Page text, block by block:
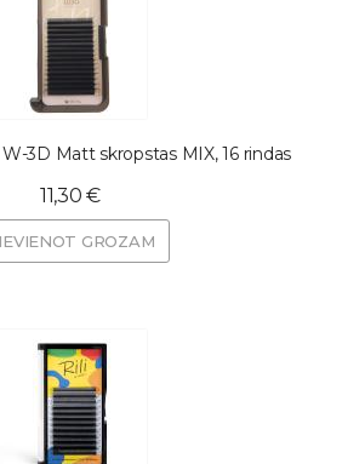
3D Matt skropstas MIX, 16 rindas
11,30 €
GROZAM